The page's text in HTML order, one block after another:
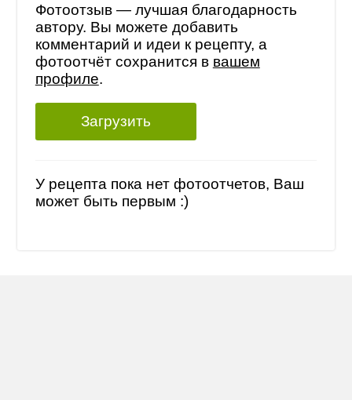
Фотоотзыв — лучшая благодарность
автору. Вы можете добавить
комментарий и идеи к рецепту, а
фотоотчёт сохранится в вашем
профиле.
Загрузить
У рецепта пока нет фотоотчетов, Ваш
может быть первым :)